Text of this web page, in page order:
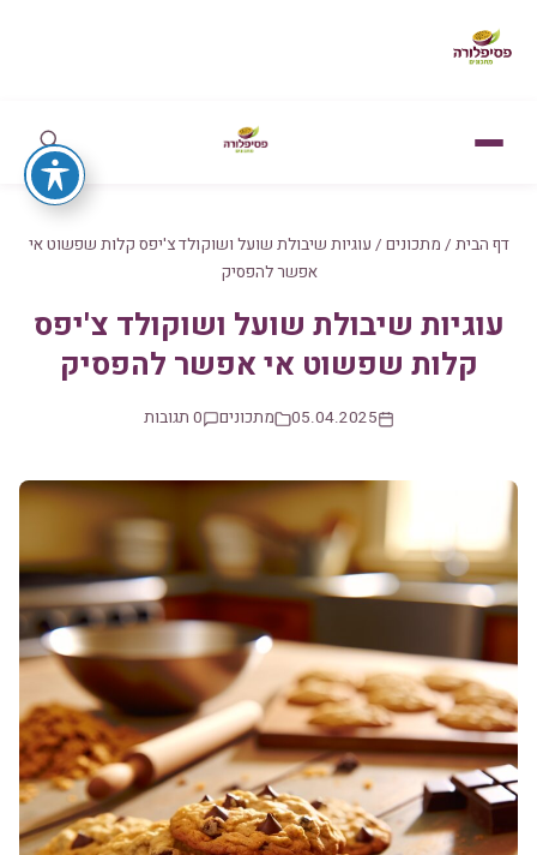
דף הבית / מתכונים / עוגיות שיבולת שועל ושוקולד צ'יפס קלות שפשוט אי
אפשר להפסיק
עוגיות שיבולת שועל ושוקולד צ'יפס
קלות שפשוט אי אפשר להפסיק
05.04.2025 מתכונים 0 תגובות